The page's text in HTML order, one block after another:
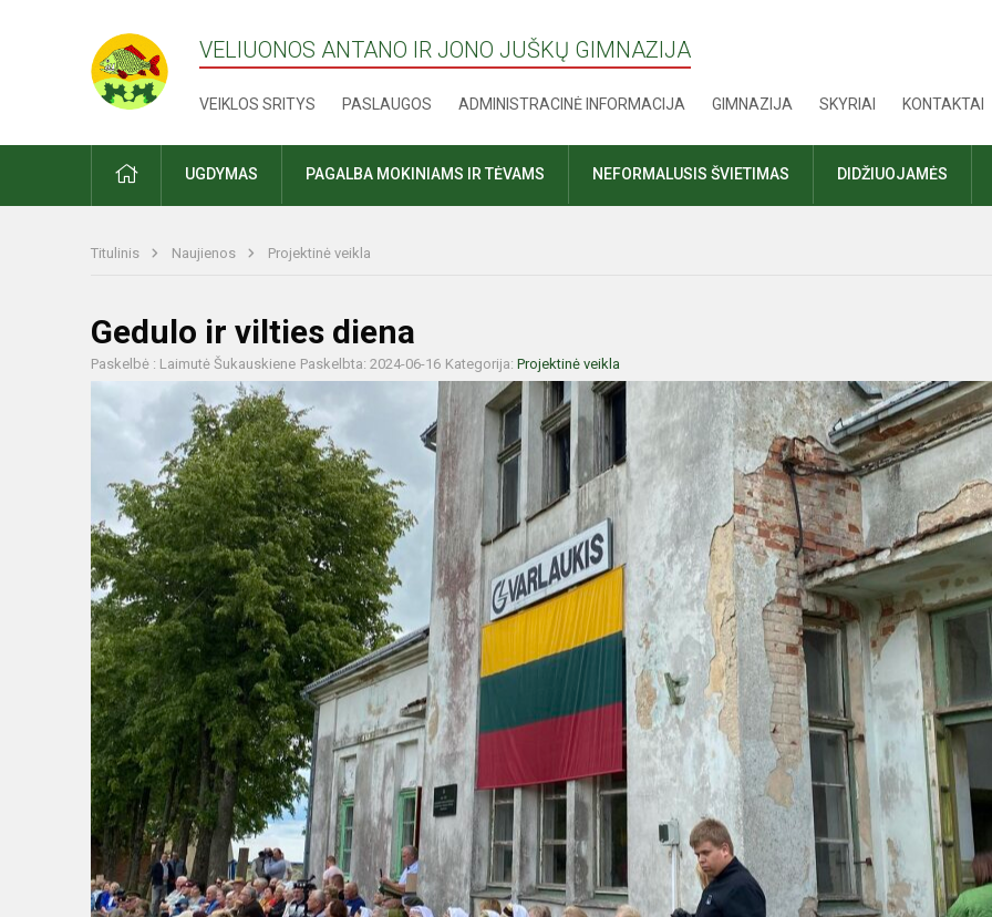
VELIUONOS ANTANO IR JONO JUŠKŲ GIMNAZIJA
VEIKLOS SRITYS PASLAUGOS ADMINISTRACINĖ INFORMACIJA GIMNAZIJA SKYRIAI KONTAKTAI
PRADŽIAUGDYMAS PAGALBA MOKINIAMS IR TĖVAMS NEFORMALUSIS ŠVIETIMAS DIDŽIUOJAMĖS
Titulinis Naujienos Projektinė veikla
Gedulo ir vilties diena
Paskelbė : Laimutė Šukauskiene Paskelbta: 2024-06-16 Kategorija: Projektinė veikla